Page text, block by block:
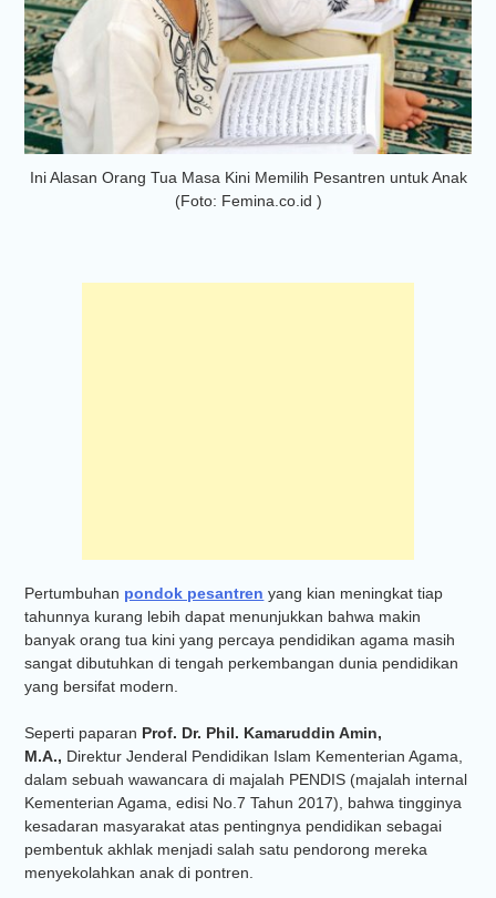
Ini Alasan Orang Tua Masa Kini Memilih Pesantren untuk Anak
(Foto: Femina.co.id )
Pertumbuhan pondok pesantren yang kian meningkat tiap
tahunnya kurang lebih dapat menunjukkan bahwa makin
banyak orang tua kini yang percaya pendidikan agama masih
sangat dibutuhkan di tengah perkembangan dunia pendidikan
yang bersifat modern.
Seperti paparan Prof. Dr. Phil. Kamaruddin Amin,
M.A., Direktur Jenderal Pendidikan Islam Kementerian Agama,
dalam sebuah wawancara di majalah PENDIS (majalah internal
Kementerian Agama, edisi No.7 Tahun 2017), bahwa tingginya
kesadaran masyarakat atas pentingnya pendidikan sebagai
pembentuk akhlak menjadi salah satu pendorong mereka
menyekolahkan anak di pontren.